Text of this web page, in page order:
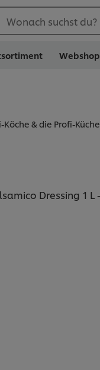
Wonach suchst du?
Webshop
& die Profi-Küche